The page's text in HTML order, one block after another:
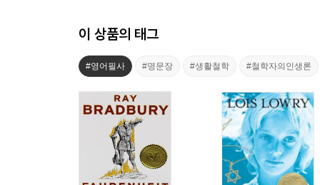
이 상품의 태그
#영어필사 #명문장 #생활철학 #철학자의인생론